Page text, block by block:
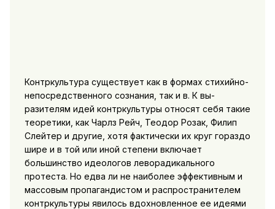
Контркультура существует как в формах стихийно-
непосредственного сознания, так и в. К вы­
разителям идей контркультуры относят себя такие
теоретики, как Чарлз Рейч, Теодор Розак, Филип
Слейтер и другие, хотя фактически их круг гораздо
шире и в той или иной степени включает
большинство идеологов леворадикального
протеста. Но едва ли не наиболее эффективным и
массовым пропагандистом и распространителем
контркультуры явилось вдохновленное ее идеями